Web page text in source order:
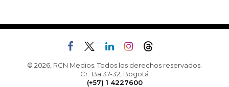
© 2026, RCN Medios. Todos los derechos reservados.
Cr. 13a 37-32, Bogotá
(+57) 1 4227600